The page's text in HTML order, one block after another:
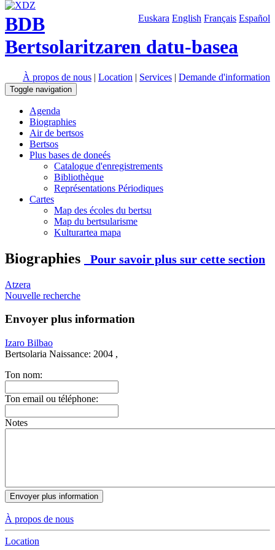
Euskara English Français Español
BDB
Bertsolaritzaren datu-basea
À propos de nous | Location | Services | Demande d'information
Toggle navigation
Agenda
Biographies
Air de bertsos
Bertsos
Plus bases de doneés
Catalogue d'enregistrements
Bibliothèque
Représentations Périodiques
Cartes
Map des écoles du bertsu
Map du bertsularisme
Kulturartea mapa
Biographies Pour savoir plus sur cette section
Atzera
Nouvelle recherche
Envoyer plus information
Izaro Bilbao
Bertsolaria Naissance: 2004 ,
Ton nom:
Ton email ou téléphone:
Notes
À propos de nous
Location